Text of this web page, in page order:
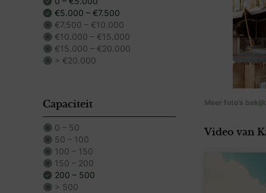
€5.000 – €7.500
€7.500 – €10.000
€10.000 – €15.000
€15.000 – €20.000
> €20.000
Capaciteit
0 – 50
50 – 100
100 – 150
150 – 200
200 – 500
> 500
Meer foto’s
Donjontoren.
een prachtig
daarin bomen
torens,
Kasteel
kasteel ligt
Video van